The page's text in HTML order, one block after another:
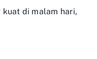
di malam hari,